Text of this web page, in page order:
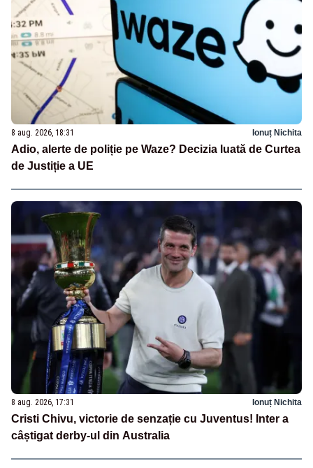
8 aug. 2026, 18:31 Ionuț Nichita
Adio, alerte de poliție pe Waze? Decizia luată de Curtea
de Justiție a UE
8 aug. 2026, 17:31 Ionuț Nichita
Cristi Chivu, victorie de senzație cu Juventus! Inter a
câștigat derby-ul din Australia